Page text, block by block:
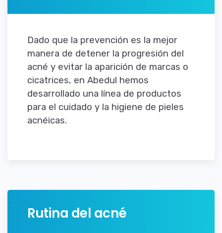
Dado que la prevención es la mejor
manera de detener la progresión del
acné y evitar la aparición de marcas o
cicatrices, en Abedul hemos
desarrollado una línea de productos
para el cuidado y la higiene de pieles
acnéicas.
Rutina del acné